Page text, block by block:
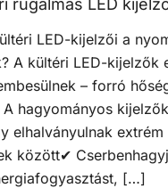
rugalmas LED
LED-kijelzői a
A kültéri LED-kijelzők
– forró
hagyományos
elhalványulnak extrém
között✔
[…]